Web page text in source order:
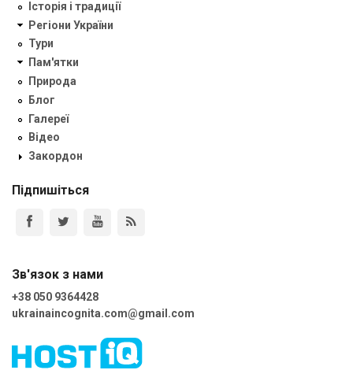
Історія і традиції
Регіони України
Тури
Пам'ятки
Природа
Блог
Галереї
Відео
Закордон
Підпишіться
Зв'язок з нами
+38 050 9364428
ukrainaincognita.com@gmail.com